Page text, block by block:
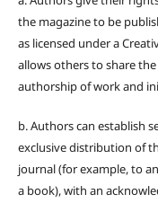
the magazine to be
as licensed under a
allows others to share
authorship of work and
b. Authors can establish
exclusive distribution of
journal (for example, to
a book), with an